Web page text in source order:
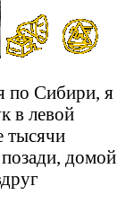
по Сибири, я
в левой
тысячи
домой